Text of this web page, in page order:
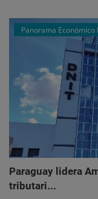
Panorama Económico
Paraguay lidera
tributari...